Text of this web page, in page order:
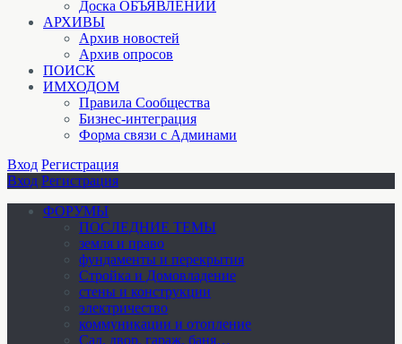
Доска ОБЪЯВЛЕНИЙ
АРХИВЫ
Архив новостей
Архив опросов
ПОИСК
ИМХОДОМ
Правила Сообщества
Бизнес-интеграция
Форма связи с Админами
Вход Регистрация
Вход Регистрация
ФОРУМЫ
ПОСЛЕДНИЕ ТЕМЫ
земля и право
фундаменты и перекрытия
Стройка и Домовладение
стены и конструкции
электричество
коммуникации и отопление
Cад, двор, гараж, баня…